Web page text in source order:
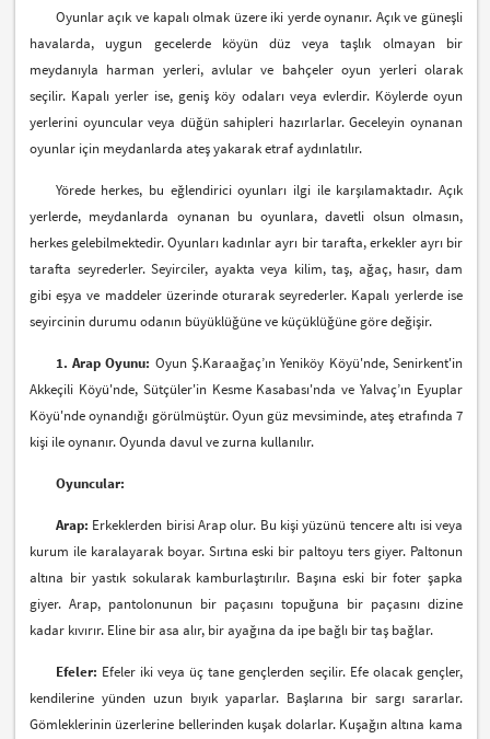
Oyunlar açık ve kapalı olmak üzere iki yerde oynanır. Açık ve güneşli
havalarda, uygun gecelerde köyün düz veya taşlık olmayan bir
meydanıyla harman yerleri, avlular ve bahçeler oyun yerleri olarak
seçilir. Kapalı yerler ise, geniş köy odaları veya evlerdir. Köylerde oyun
yerlerini oyuncular veya düğün sahipleri hazırlarlar. Geceleyin oynanan
oyunlar için meydanlarda ateş yakarak etraf aydınlatılır.
Yörede herkes, bu eğlendirici oyunları ilgi ile karşılamaktadır. Açık
yerlerde, meydanlarda oynanan bu oyunlara, davetli olsun olmasın,
herkes gelebilmektedir. Oyunları kadınlar ayrı bir tarafta, erkekler ayrı bir
tarafta seyrederler. Seyirciler, ayakta veya kilim, taş, ağaç, hasır, dam
gibi eşya ve maddeler üzerinde oturarak seyrederler. Kapalı yerlerde ise
seyircinin durumu odanın büyüklüğüne ve küçüklüğüne göre değişir.
1. Arap Oyunu: Oyun Ş.Karaağaç’ın Yeniköy Köyü'nde, Senirkent'in
Akkeçili Köyü'nde, Sütçüler'in Kesme Kasabası'nda ve Yalvaç’ın Eyuplar
Köyü'nde oynandığı görülmüştür. Oyun güz mevsiminde, ateş etrafında 7
kişi ile oynanır. Oyunda davul ve zurna kullanılır.
Oyuncular:
Arap: Erkeklerden birisi Arap olur. Bu kişi yüzünü tencere altı isi veya
kurum ile karalayarak boyar. Sırtına eski bir paltoyu ters giyer. Paltonun
altına bir yastık sokularak kamburlaştırılır. Başına eski bir foter şapka
giyer. Arap, pantolonunun bir paçasını topuğuna bir paçasını dizine
kadar kıvırır. Eline bir asa alır, bir ayağına da ipe bağlı bir taş bağlar.
Efeler: Efeler iki veya üç tane gençlerden seçilir. Efe olacak gençler,
kendilerine yünden uzun bıyık yaparlar. Başlarına bir sargı sararlar.
Gömleklerinin üzerlerine bellerinden kuşak dolarlar. Kuşağın altına kama